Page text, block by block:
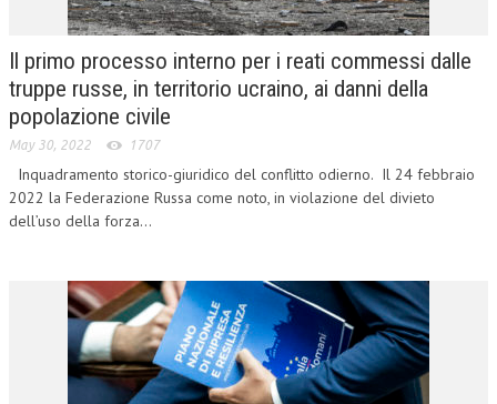
AUTORI
COLLABORA CON NOI
ECONOMIA
CORPORATE SOCIAL RESPONSIBILITY
ECONOMIA DELL’ARTE
INTERNAZIONALIZZAZIONE
RISORSE UMANE
MARKETING
TREASURY IN FINANCIAL SERVICES
Il primo processo interno per i reati commessi dalle
truppe russe, in territorio ucraino, ai danni della
popolazione civile
May 30, 2022 1707
Inquadramento storico-giuridico del conflitto odierno. Il 24 febbraio
2022 la Federazione Russa come noto, in violazione del divieto
dell’uso della forza...